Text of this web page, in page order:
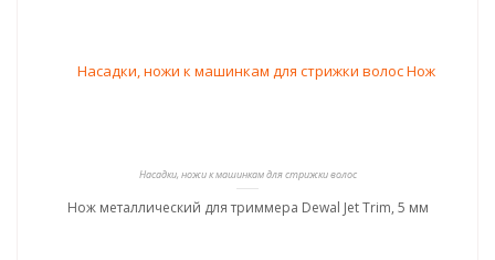
Насадки, ножи к машинкам для стрижки волос
Нож металлический для триммера Dewal Jet Trim, 5 мм